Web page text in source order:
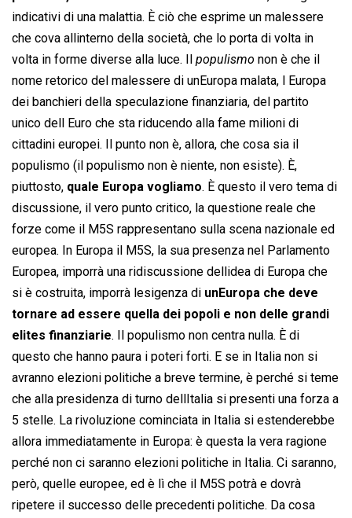
indicativi di una malattia. È ciò che esprime un malessere
che cova allinterno della società, che lo porta di volta in
volta in forme diverse alla luce. Il  populismo non è che il
nome retorico del malessere di unEuropa malata, l Europa
dei banchieri della speculazione finanziaria, del partito
unico dell Euro che sta riducendo alla fame milioni di
cittadini europei. Il punto non è, allora, che cosa sia il
populismo (il populismo non è niente, non esiste). È,
piuttosto, quale Europa vogliamo. È questo il vero tema di
discussione, il vero punto critico, la questione reale che
forze come il M5S rappresentano sulla scena nazionale ed
europea. In Europa il M5S, la sua presenza nel Parlamento
Europea, imporrà una ridiscussione dellidea di Europa che
si è costruita, imporrà lesigenza di unEuropa che deve
tornare ad essere quella dei popoli e non delle grandi
elites finanziarie. Il populismo non centra nulla. È di
questo che hanno paura i poteri forti. E se in Italia non si
avranno elezioni politiche a breve termine, è perché si teme
che alla presidenza di turno dellItalia si presenti una forza a
5 stelle. La rivoluzione cominciata in Italia si estenderebbe
allora immediatamente in Europa: è questa la vera ragione
perché non ci saranno elezioni politiche in Italia. Ci saranno,
però, quelle europee, ed è lì che il M5S potrà e dovrà
ripetere il successo delle precedenti politiche. Da cosa